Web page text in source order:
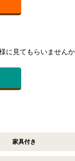
に見てもらいません
家具付き